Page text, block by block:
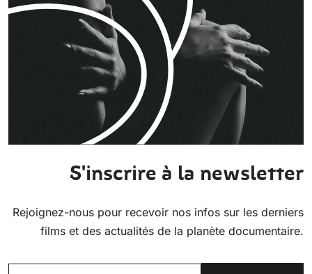
S'inscrire à la newsletter
Rejoignez-nous pour recevoir nos infos sur les derniers
films et des actualités de la planète documentaire.
EMAIL